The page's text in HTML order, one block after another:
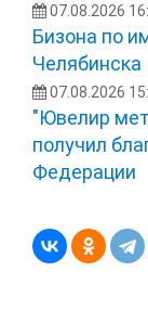
07.08.2026
Бизона по
Челябинска
07.08.2026
"Ювелир
получил
Федерации